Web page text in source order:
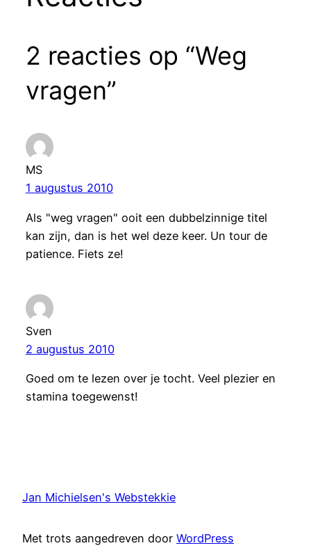
2 reacties op “Weg
vragen”
MS
1 augustus 2010
Als "weg vragen" ooit een dubbelzinnige titel
kan zijn, dan is het wel deze keer. Un tour de
patience. Fiets ze!
Sven
2 augustus 2010
Goed om te lezen over je tocht. Veel plezier en
stamina toegewenst!
Jan Michielsen's Webstekkie
Met trots aangedreven door WordPress